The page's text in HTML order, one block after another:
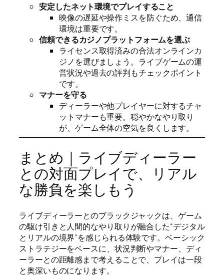
安定したネット環境でプレイすること
映像の遅延や操作ミスを防ぐため、通信
環境は重要です。
信頼できるカジノプラットフォームを選ぶ
ライセンス取得済みの合法オンラインカ
ジノを選びましょう。ライブゲームの運
営状況や過去の評判もチェックポイント
です。
マナーを守る
ディーラーや他プレイヤーに対するチャ
ットマナーも重要。穏やかなやり取り
が、ゲーム全体の空気を良くします。
まとめ｜ライブディーラー
との対面プレイで、リアル
な勝負を楽しもう
ライブディーラーとのブラックジャックは、ゲーム
の駆け引きと人間的なやり取りが融合した“デジタル
とリアルの境界”を感じられる体験です。ベーシック
ストラテジーをベースに、状況判断やマナー、ディ
ーラーとの距離感まで考えることで、プレイは一段
と奥深いものになります。